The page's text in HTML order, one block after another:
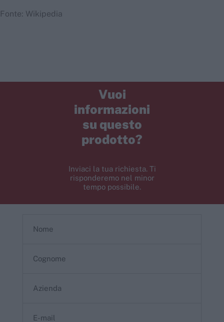
Fonte: Wikipedia
Vuoi
informazioni
su questo
prodotto?
Inviaci la tua richiesta. Ti
risponderemo nel minor
tempo possibile.